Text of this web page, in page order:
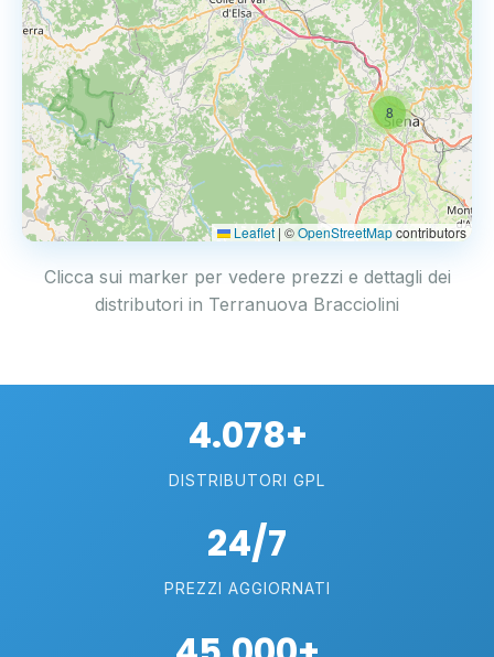
8
Leaflet | ©OpenStreetMapcontributors
Clicca sui marker per vedere prezzi e dettagli dei
distributori in Terranuova Bracciolini
4.078+
DISTRIBUTORI GPL
24/7
PREZZI AGGIORNATI